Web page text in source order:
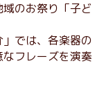
のお祭り「子ど
では、各楽器の
フレーズを演奏